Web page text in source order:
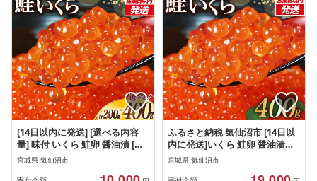
[14日以内に発送] [選べる内容
量] 味付 いくら 鮭卵 醤油漬 [か
わむら家 宮城県 気仙沼市
20565087] イクラ 海鮮 魚介類
宮城県 気仙沼市
ふるさと納税 気仙沼市 [14日以
内に発送]いくら 鮭卵 醤油漬
400g 鮭いくら 20565086 味付い
くら 小分け
宮城県 気仙沼市